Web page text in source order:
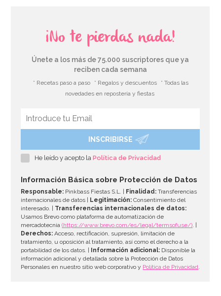
Molde Great Impressions Shoes 2
AÑADIR
¡No te pierdas nada!
Únete a los más de 75.000 suscriptores que ya
reciben cada semana
* Recetas paso a paso * Regalos y descuentos
* Todas las
novedades en repostería y fiestas
INSCRIBIRSE
He leído y acepto laPolítica de Privacidad
Información Básica sobre Protección de Datos
Responsable: Pinkbass Fiestas S.L. | Finalidad: Transferencias
internacionales de datos |
Legitimación: Consentimiento del
interesado. | Transferencias internacionales de datos:
Usamos Brevo como plataforma de automatización de
mercadotecnia(https://www.brevo.com/es/legal/termsofuse/). |
Derechos: Acceso, rectificación, supresión, limitación de
tratamiento, u oposición al tratamiento, así como el derecho a la
portabilidad de los datos. |
Información adicional: Disponible la
información adicional y detallada sobre la Protección de Datos
Personales en nuestro sitio web corporativo y Política de Privacidad.